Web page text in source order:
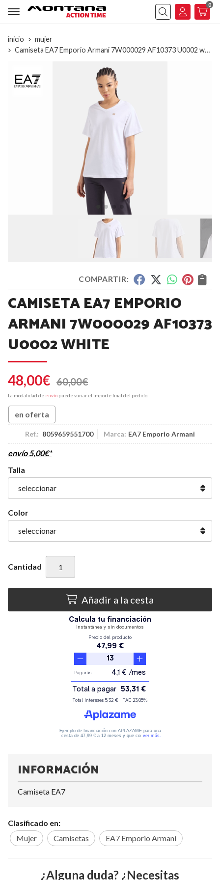
Buscar
0
inicio
mujer
Camiseta EA7 Emporio Armani 7W000029 AF10373 U0002 white
COMPARTIR:
CAMISETA EA7 EMPORIO
ARMANI 7W000029 AF10373
U0002 WHITE
48,00€ 60,00€
La modalidad de envío puede variar el importe final del pedido.
en oferta
Ref.: 8059659551700 Marca: EA7 Emporio Armani
envío 5,00€*
Talla
Color
Cantidad
Añadir a la cesta
INFORMACIÓN
Camiseta EA7
Clasificado en:
Mujer
Camisetas EA7 Emporio Armani
¿Alguna duda? ¿Necesitas